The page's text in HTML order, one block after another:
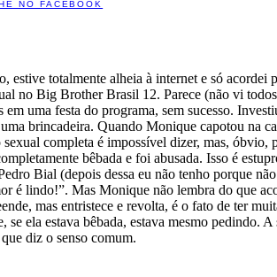
NO FACEBOOK
estive totalmente alheia à internet e só
no Big Brother Brasil 12. Parece (não vi
em uma festa do programa, sem sucesso.
brincadeira. Quando Monique capotou na
sexual completa é impossível dizer, mas, óbvio,
bêbada e foi abusada. Isso é
Bial (depois dessa eu não tenho porque
é lindo!”. Mas Monique não lembra do que
mas entristece e revolta, é o fato de ter
se ela estava bêbada, estava mesmo pedindo.
diz o senso comum.